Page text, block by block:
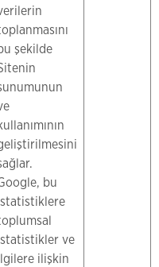
şekilde
bu
ve
ilişkin